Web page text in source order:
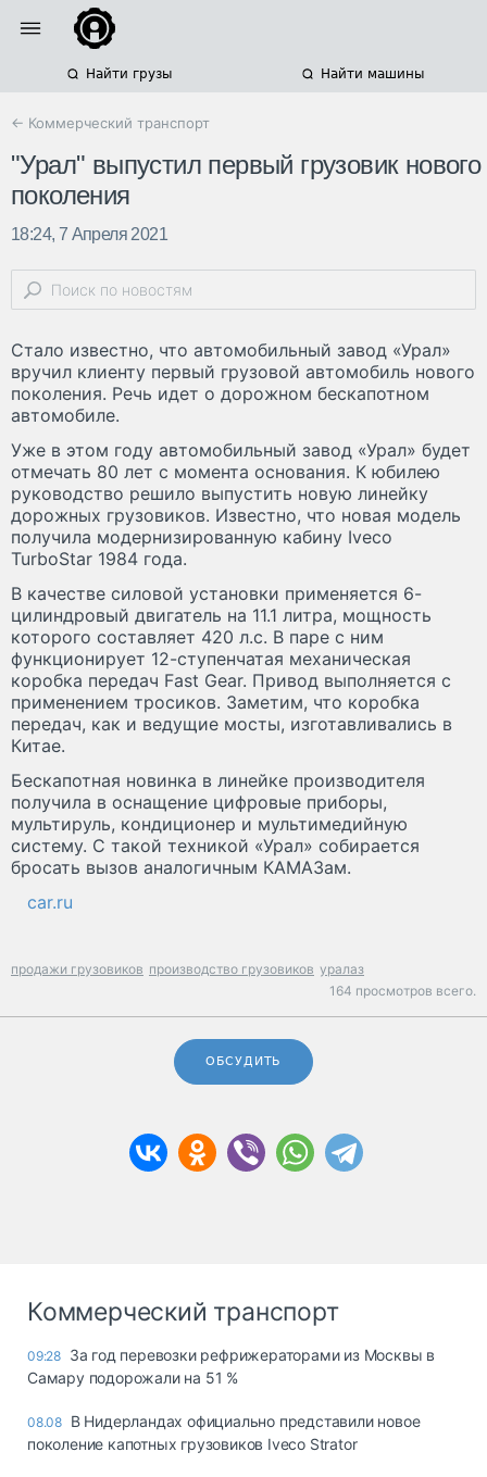
Найти грузы Найти машины
← Коммерческий транспорт
"Урал" выпустил первый грузовик нового
поколения
18:24, 7 Апреля 2021
Стало известно, что автомобильный завод «Урал»
вручил клиенту первый грузовой автомобиль нового
поколения. Речь идет о дорожном бескапотном
автомобиле.
Уже в этом году автомобильный завод «Урал» будет
отмечать 80 лет с момента основания. К юбилею
руководство решило выпустить новую линейку
дорожных грузовиков. Известно, что новая модель
получила модернизированную кабину Iveco
TurboStar 1984 года.
В качестве силовой установки применяется 6-
цилиндровый двигатель на 11.1 литра, мощность
которого составляет 420 л.с. В паре с ним
функционирует 12-ступенчатая механическая
коробка передач Fast Gear. Привод выполняется с
применением тросиков. Заметим, что коробка
передач, как и ведущие мосты, изготавливались в
Китае.
Бескапотная новинка в линейке производителя
получила в оснащение цифровые приборы,
мультируль, кондиционер и мультимедийную
систему. С такой техникой «Урал» собирается
бросать вызов аналогичным КАМАЗам.
car.ru
продажи грузовиков производство грузовиков уралаз
164 просмотров всего.
ОБСУДИТЬ
Коммерческий транспорт
09:28 За год перевозки рефрижераторами из Москвы в
Самару подорожали на 51 %
08.08 В Нидерландах официально представили новое
поколение капотных грузовиков Iveco Strator